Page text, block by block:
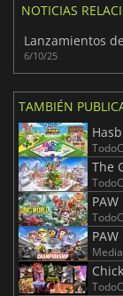
NOTICIAS
6/10/25
TAMBIÉN
The